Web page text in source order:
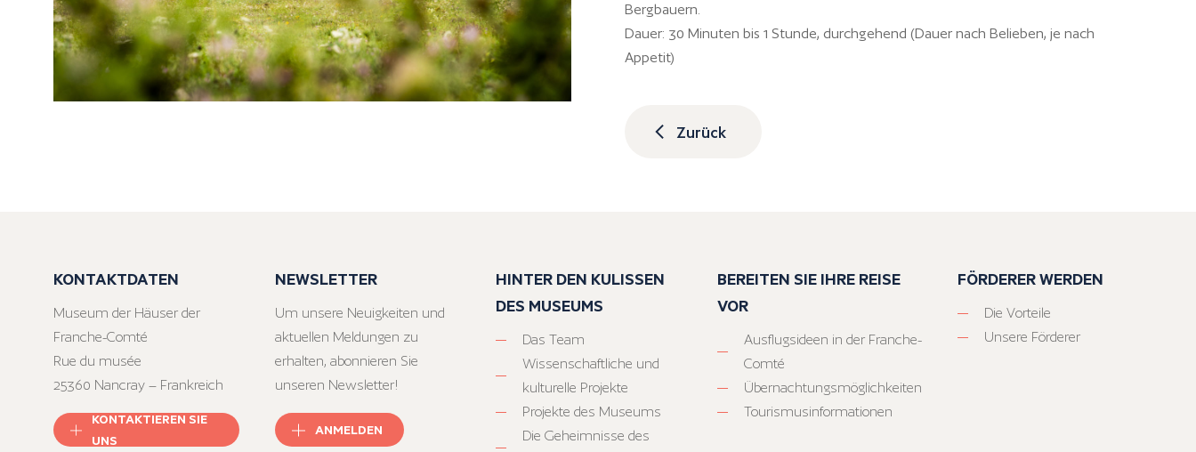
Bergbauern.
Dauer: 30 Minuten bis 1 Stunde, durchgehend (Dauer nach Belieben, je nach
Appetit)
Zurück
KONTAKTDATEN
Museum der Häuser der
Franche-Comté
Rue du musée
25360 Nancray – Frankreich
KONTAKTIEREN SIE
UNS
NEWSLETTER
Um unsere Neuigkeiten und
aktuellen Meldungen zu
erhalten, abonnieren Sie
unseren Newsletter!
ANMELDEN
HINTER DEN KULISSEN
DES MUSEUMS
Das Team
Wissenschaftliche und
kulturelle Projekte
Projekte des Museums
Die Geheimnisse des
BEREITEN SIE IHRE REISE
VOR
Ausflugsideen in der Franche-
Comté
Übernachtungsmöglichkeiten
Tourismusinformationen
FÖRDERER WERDEN
Die Vorteile
Unsere Förderer